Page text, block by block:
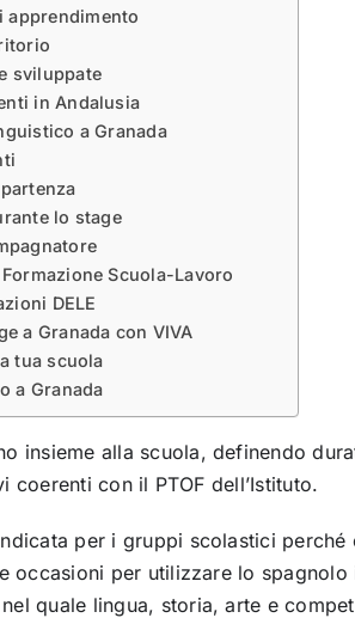
apprendimento
sviluppate
in Andalusia
a Granada
lo stage
Scuola-Lavoro
DELE
a Granada con VIVA
tua scuola
a Granada
insieme alla scuola, definendo
coerenti con il PTOF dell’Istituto.
per i gruppi scolastici
occasioni per utilizzare lo
quale lingua, storia, arte e